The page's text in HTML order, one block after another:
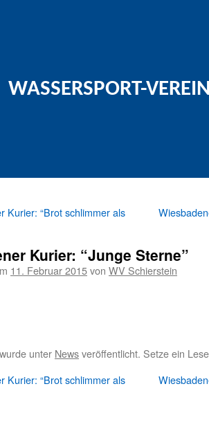
WASSERSPORT-
Kurier: “Brot schlimmer als
Kurier: “Junge Sterne”
11. Februar 2015von WV Schierstein
unter Newsveröffentlicht. Setze ein
Kurier: “Brot schlimmer als